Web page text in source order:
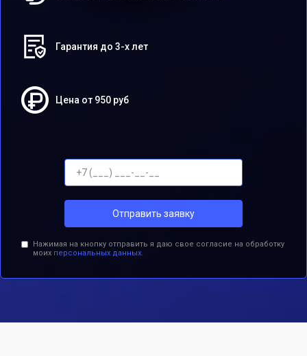
Гарантия до 3-х лет
Цена от 950 руб
Отправить заявку
Нажимая на кнопку отправить я даю свое согласие на обработку
моих персональных данных.